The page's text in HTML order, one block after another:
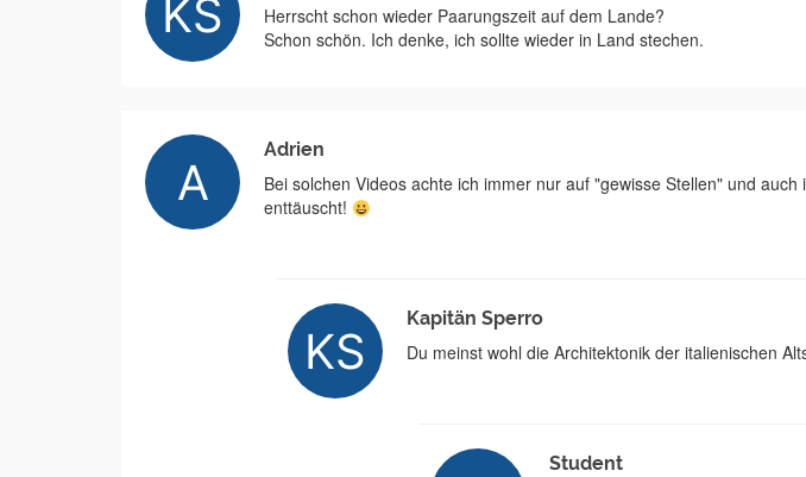
Herrscht schon wieder Paarungszeit auf dem Lande?
Schon schön. Ich denke, ich sollte wieder in Land stechen.
Adrien
Bei solchen Videos achte ich immer nur auf "gewisse Stellen" und
enttäuscht!
Kapitän Sperro
Du meinst wohl die Architektonik der italienischen
Student